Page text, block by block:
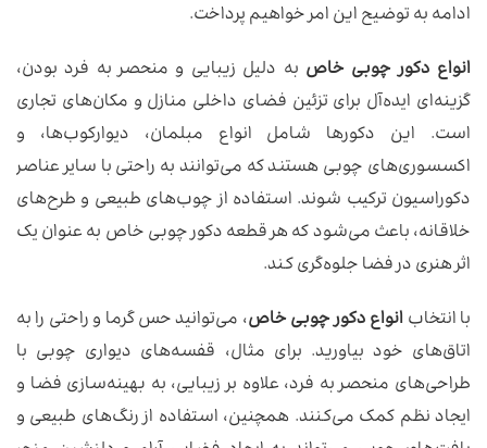
ادامه به توضیح این امر خواهیم پرداخت.
انواع دکور چوبی خاص به دلیل زیبایی و منحصر به فرد بودن،
گزینه‌ای ایده‌آل برای تزئین فضای داخلی منازل و مکان‌های تجاری
است. این دکورها شامل انواع مبلمان، دیوارکوب‌ها، و
اکسسوری‌های چوبی هستند که می‌توانند به راحتی با سایر عناصر
دکوراسیون ترکیب شوند. استفاده از چوب‌های طبیعی و طرح‌های
خلاقانه، باعث می‌شود که هر قطعه دکور چوبی خاص به عنوان یک
اثر هنری در فضا جلوه‌گری کند.
با انتخاب انواع دکور چوبی خاص، می‌توانید حس گرما و راحتی را به
اتاق‌های خود بیاورید. برای مثال، قفسه‌های دیواری چوبی با
طراحی‌های منحصر به فرد، علاوه بر زیبایی، به بهینه‌سازی فضا و
ایجاد نظم کمک می‌کنند. همچنین، استفاده از رنگ‌های طبیعی و